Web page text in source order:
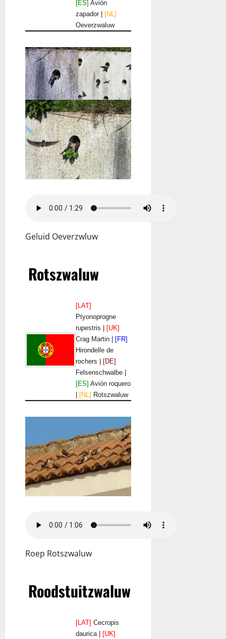
[ES] Avión
zapador |
[NL]
Oeverzwaluw
Geluid Oeverzwluw
Rotszwaluw
[LAT]
Ptyonoprogne
rupestris |
[UK]
Crag Martin |
[FR]
Hirondelle de
rochers |
[DE]
Felsenschwalbe |
[ES] Avión roquero
[NL] Rotszwaluw
Roep Rotszwaluw
Roodstuitzwaluw
[LAT] Cecropis
daurica |
[UK]